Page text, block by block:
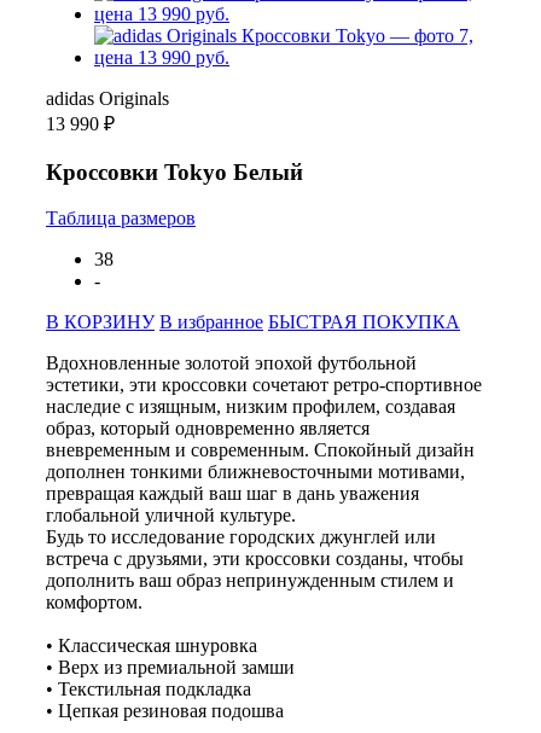
adidas Originals
13 990 ₽
Кроссовки Tokyo Белый
Таблица размеров
38
-
В КОРЗИНУ В избранное БЫСТРАЯ ПОКУПКА
Вдохновленные золотой эпохой футбольной
эстетики, эти кроссовки сочетают ретро-спортивное
наследие с изящным, низким профилем, создавая
образ, который одновременно является
вневременным и современным. Спокойный дизайн
дополнен тонкими ближневосточными мотивами,
превращая каждый ваш шаг в дань уважения
глобальной уличной культуре.
Будь то исследование городских джунглей или
встреча с друзьями, эти кроссовки созданы, чтобы
дополнить ваш образ непринужденным стилем и
комфортом.
• Классическая шнуровка
• Верх из премиальной замши
• Текстильная подкладка
• Цепкая резиновая подошва